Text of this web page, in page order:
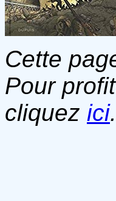
Cette
Pour
cliquez ici.